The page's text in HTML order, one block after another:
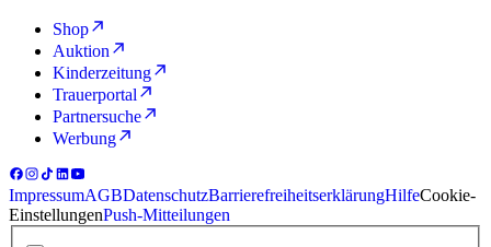
Shop
Auktion
Kinderzeitung
Trauerportal
Partnersuche
Werbung
ImpressumAGBDatenschutzBarrierefreiheitserklärungHilfeCookie-
EinstellungenPush-Mitteilungen